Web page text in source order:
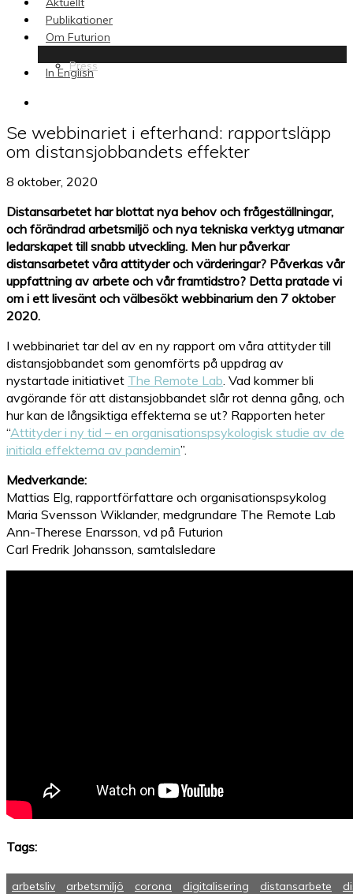
Publikationer
Om Futurion
Press
In English
Se webbinariet i efterhand: rapportsläpp
om distansjobbandets effekter
8 oktober, 2020
Distansarbetet har blottat nya behov och frågeställningar,
och förändrad arbetsmiljö och nya tekniska verktyg utmanar
ledarskapet till snabb utveckling. Men hur påverkar
distansarbetet våra attityder och värderingar? Påverkas vår
uppfattning av arbete och vår framtidstro? Detta pratade vi
om i ett livesänt och välbesökt webbinarium den 7 oktober
2020.
I webbinariet tar del av en ny rapport om våra attityder till
distansjobbandet som genomförts på uppdrag av
nystartade initiativet The Remote Lab . Vad kommer bli
avgörande för att distansjobbandet slår rot denna gång, och
hur kan de långsiktiga effekterna se ut? Rapporten heter
“Attityder i ny tid – en organisationspsykologisk studie av de
initiala effekterna av pandemin”.
Medverkande:
Mattias Elg, rapportförfattare och organisationspsykolog
Maria Svensson Wiklander, medgrundare The Remote Lab
Ann-Therese Enarsson, vd på Futurion
Carl Fredrik Johansson, samtalsledare
Tags:
arbetsliv arbetsmiljö corona digitalisering distansarbete